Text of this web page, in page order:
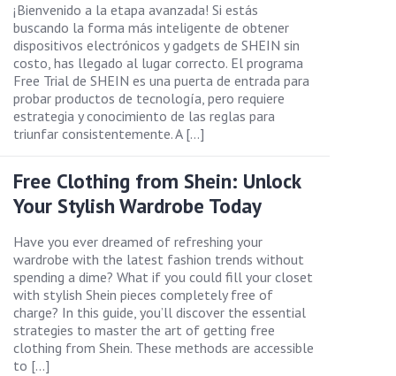
¡Bienvenido a la etapa avanzada! Si estás
buscando la forma más inteligente de obtener
dispositivos electrónicos y gadgets de SHEIN sin
costo, has llegado al lugar correcto. El programa
Free Trial de SHEIN es una puerta de entrada para
probar productos de tecnología, pero requiere
estrategia y conocimiento de las reglas para
triunfar consistentemente. A […]
Free Clothing from Shein: Unlock
Your Stylish Wardrobe Today
Have you ever dreamed of refreshing your
wardrobe with the latest fashion trends without
spending a dime? What if you could fill your closet
with stylish Shein pieces completely free of
charge? In this guide, you’ll discover the essential
strategies to master the art of getting free
clothing from Shein. These methods are accessible
to […]